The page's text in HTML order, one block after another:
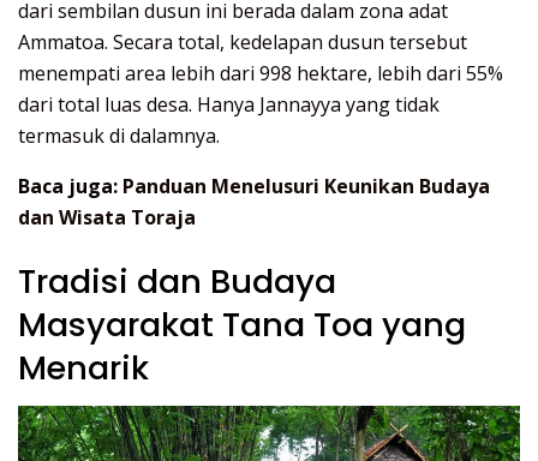
dari sembilan dusun ini berada dalam zona adat
Ammatoa. Secara total, kedelapan dusun tersebut
menempati area lebih dari 998 hektare, lebih dari 55%
dari total luas desa. Hanya Jannayya yang tidak
termasuk di dalamnya.
Baca juga: Panduan Menelusuri Keunikan Budaya
dan Wisata Toraja
Tradisi dan Budaya
Masyarakat Tana Toa yang
Menarik